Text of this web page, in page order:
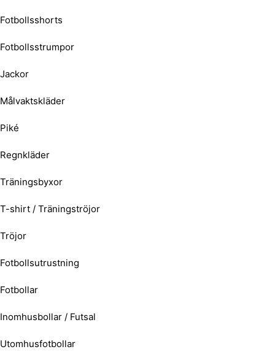
Fotbollsshorts
Fotbollsstrumpor
Jackor
Målvaktskläder
Piké
Regnkläder
Träningsbyxor
T-shirt / Träningströjor
Tröjor
Fotbollsutrustning
Fotbollar
Inomhusbollar / Futsal
Utomhusfotbollar